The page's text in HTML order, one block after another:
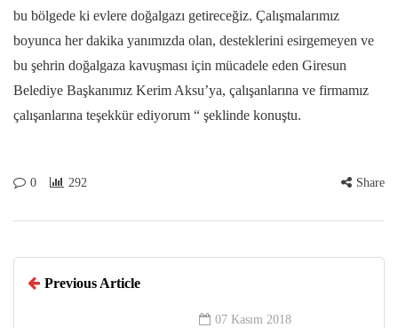
bu bölgede ki evlere doğalgazı getireceğiz. Çalışmalarımız
boyunca her dakika yanımızda olan, desteklerini esirgemeyen ve
bu şehrin doğalgaza kavuşması için mücadele eden Giresun
Belediye Başkanımız Kerim Aksu’ya, çalışanlarına ve firmamız
çalışanlarına teşekkür ediyorum “ şeklinde konuştu.
0 292 Share
Previous Article
07 Kasım 2018